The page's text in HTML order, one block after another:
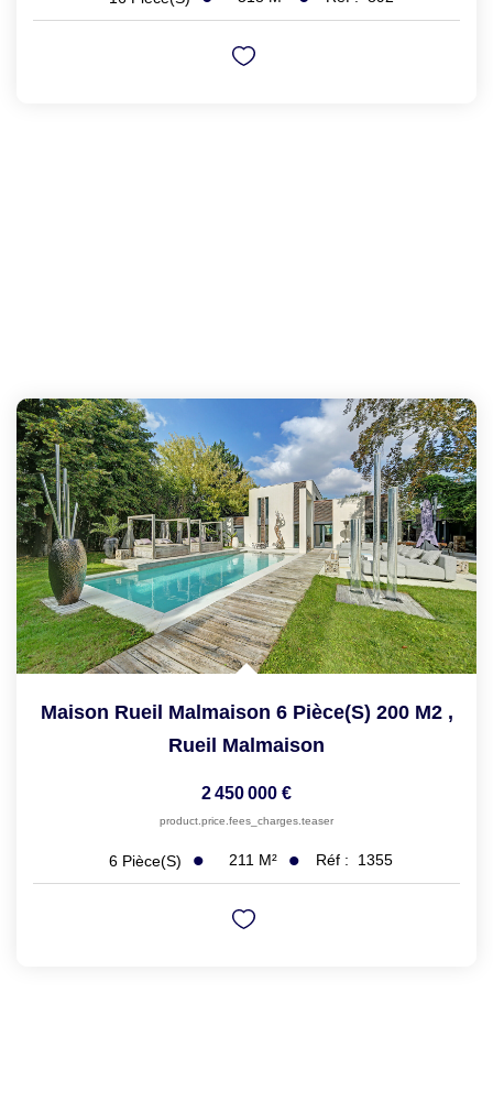
Maison Rueil Malmaison 6 Pièce(s) 200 M2 ,
Rueil Malmaison
2 450 000 €
product.price.fees_charges.teaser
6 Pièce(s) 211 M² Réf : 1355